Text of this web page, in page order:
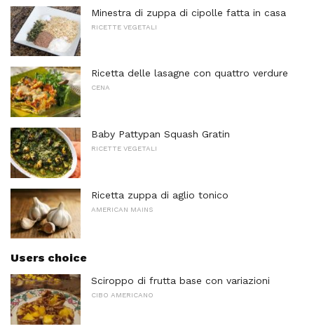
Minestra di zuppa di cipolle fatta in casa
RICETTE VEGETALI
Ricetta delle lasagne con quattro verdure
CENA
Baby Pattypan Squash Gratin
RICETTE VEGETALI
Ricetta zuppa di aglio tonico
AMERICAN MAINS
Users choice
Sciroppo di frutta base con variazioni
CIBO AMERICANO